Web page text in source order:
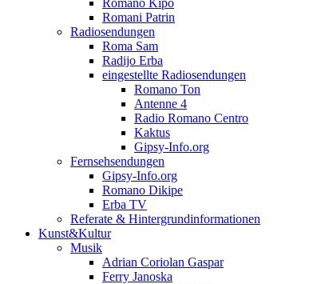
Romano Kipo
Romani Patrin
Radiosendungen
Roma Sam
Radijo Erba
eingestellte Radiosendungen
Romano Ton
Antenne 4
Radio Romano Centro
Kaktus
Gipsy-Info.org
Fernsehsendungen
Gipsy-Info.org
Romano Dikipe
Erba TV
Referate & Hintergrundinformationen
Kunst&Kultur
Musik
Adrian Coriolan Gaspar
Ferry Janoska